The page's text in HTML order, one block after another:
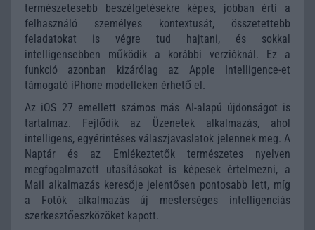
természetesebb beszélgetésekre képes, jobban érti a
felhasználó személyes kontextusát, összetettebb
feladatokat is végre tud hajtani, és sokkal
intelligensebben működik a korábbi verzióknál. Ez a
funkció azonban kizárólag az Apple Intelligence-et
támogató iPhone modelleken érhető el.
Az iOS 27 emellett számos más AI-alapú újdonságot is
tartalmaz. Fejlődik az Üzenetek alkalmazás, ahol
intelligens, egyérintéses válaszjavaslatok jelennek meg. A
Naptár és az Emlékeztetők természetes nyelven
megfogalmazott utasításokat is képesek értelmezni, a
Mail alkalmazás keresője jelentősen pontosabb lett, míg
a Fotók alkalmazás új mesterséges intelligenciás
szerkesztőeszközöket kapott.